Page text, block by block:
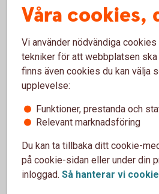
Ta in önskemål om
guida kring våra
hållbarhet i ditt sparande
Förklara hur de produkter vi
Dokumentera dina
vår rekommendation möter
Våra cookies,
Vi använder nödvändiga
tekniker för att webbplatsen
finns även cookies du kan välja
upplevelse:
Funktioner, prestanda och
Relevant marknadsföring
Du kan ta tillbaka ditt cookie-
på cookie-sidan eller under din
inloggad. Så hanterar vi